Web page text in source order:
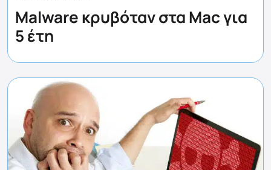
Malware κρυβόταν στα Mac για
5 έτη